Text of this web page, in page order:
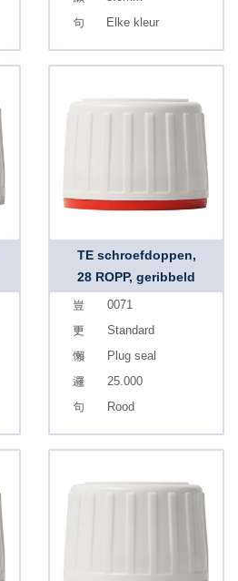
Elke kleur
TE schroefdoppen,
28 ROPP, geribbeld
0071
Standard
Plug seal
25.000
Rood